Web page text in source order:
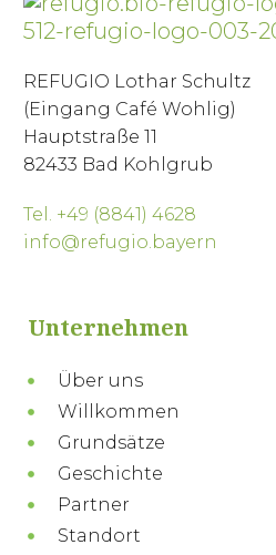
REFUGIO Lothar Schultz
(Eingang Café Wohlig)
Hauptstraße 11
82433 Bad Kohlgrub
Tel. +49 (8841) 4628
info@refugio.bayern
Unternehmen
Über uns
Willkommen
Grundsätze
Geschichte
Partner
Standort